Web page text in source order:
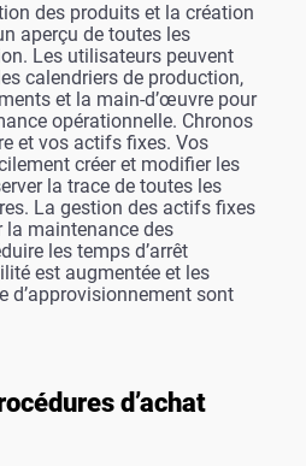
des produits et la création
aperçu de toutes les
Les utilisateurs peuvent
calendriers de production,
et la main-d’œuvre pour
opérationnelle. Chronos
et vos actifs fixes. Vos
créer et modifier les
la trace de toutes les
La gestion des actifs fixes
la maintenance des
les temps d’arrêt
est augmentée et les
d’approvisionnement sont
d’achat